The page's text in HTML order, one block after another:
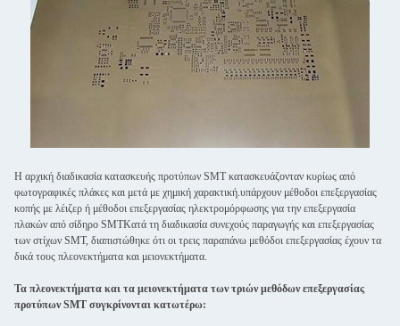
Η αρχική διαδικασία κατασκευής προτύπων SMT κατασκευάζονταν κυρίως από
φωτογραφικές πλάκες και μετά με χημική χαρακτική.υπάρχουν μέθοδοι επεξεργασίας
κοπής με λέιζερ ή μέθοδοι επεξεργασίας ηλεκτρομόρφωσης για την επεξεργασία
πλακών από σίδηρο SMTΚατά τη διαδικασία συνεχούς παραγωγής και επεξεργασίας
των στίχων SMT, διαπιστώθηκε ότι οι τρεις παραπάνω μεθόδοι επεξεργασίας έχουν τα
δικά τους πλεονεκτήματα και μειονεκτήματα.
Τα πλεονεκτήματα και τα μειονεκτήματα των τριών μεθόδων επεξεργασίας
προτύπων SMT συγκρίνονται κατωτέρω: